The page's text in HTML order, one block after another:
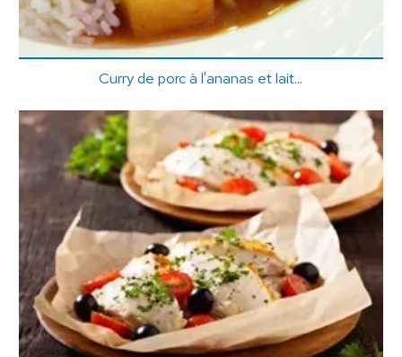
Curry de porc à l'ananas et lait...